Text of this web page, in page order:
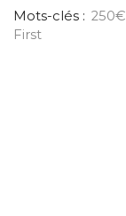
Mots-clés : 250€
First